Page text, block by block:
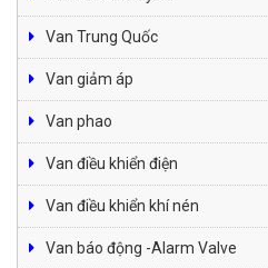
Van Trung Quốc
Van giảm áp
Van phao
Van điều khiển điện
Van điều khiển khí nén
Van báo động -Alarm Valve